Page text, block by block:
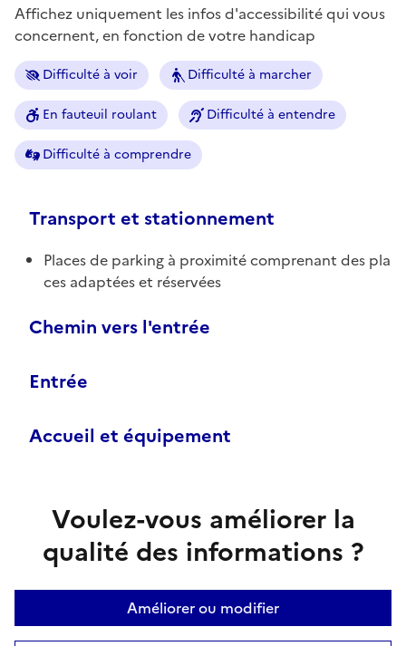
Affichez uniquement les infos d'accessibilité qui vous
concernent, en fonction de votre handicap
Difficulté à voir Difficulté à marcher
En fauteuil roulant Difficulté à entendre
Difficulté à comprendre
Transport et stationnement
Places de parking à proximité comprenant des pla
ces adaptées et réservées
Chemin vers l'entrée
Entrée
Accueil et équipement
Voulez-vous améliorer la
qualité des informations ?
Améliorer ou modifier